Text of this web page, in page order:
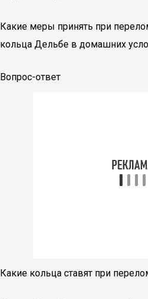
Какие меры принять при
кольца Дельбе в домашних
Вопрос-ответ
Какие кольца ставят при